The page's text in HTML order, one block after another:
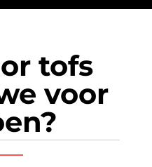
tofs
voor